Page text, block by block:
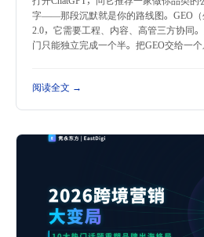
字——那段沉默就是你的路线图。GEO（
2.0，它需要工程、内容、高管三方协同
门只能独立完成一个半。把GEO交给一个
阅读全文 →